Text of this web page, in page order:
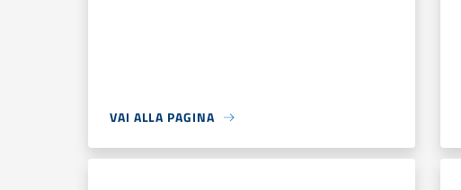
VAI ALLA PAGINA